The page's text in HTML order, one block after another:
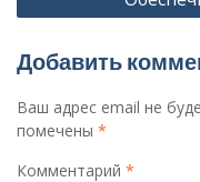
Добавить
Ваш адрес email не
помечены *
Комментарий *